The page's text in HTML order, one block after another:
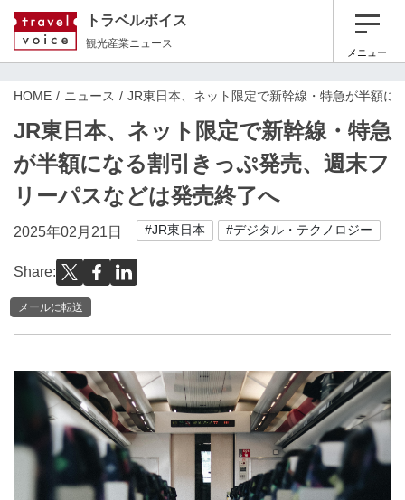
トラベルボイス
観光産業ニュース
メニュー
HOME ニュース JR東日本、ネット限定で新幹線・特急が半額に
JR東日本、ネット限定で新幹線・特急
が半額になる割引きっぷ発売、週末フ
リーパスなどは発売終了へ
2025年02月21日 #JR東日本 #デジタル・テクノロジー
Share:
メールに転送